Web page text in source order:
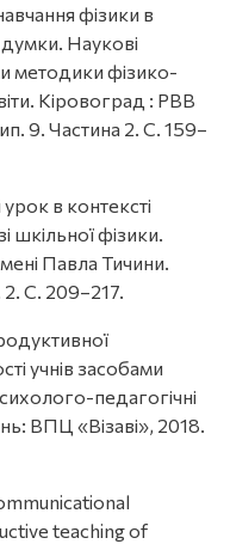
фізики в
думки. Наукові
методики фізико-
Кіровоград : РВВ
9. Частина 2. С. 159–
в контексті
шкільної фізики.
Павла Тичини.
С. 209–217.
учнів засобами
педагогічні
ВПЦ «Візаві», 2018.
teaching of